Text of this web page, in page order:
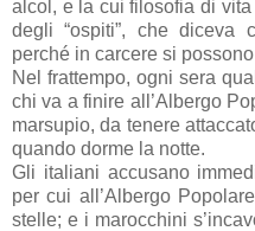
alcol, e la cui filosofia di
degli “ospiti”, che diceva
perché in carcere si
Nel frattempo, ogni sera
chi va a finire all’Albergo
marsupio, da tenere
quando dorme la notte.
Gli italiani accusano
per cui all’Albergo
stelle; e i marocchini